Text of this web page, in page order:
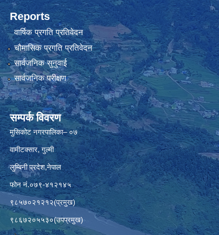
Reports
वार्षिक प्रगति प्रतिवेदन
चौमासिक प्रगति प्रतिवेदन
सार्वजनिक सुनुवाई
सार्वजनिक परीक्षण
सम्पर्क विवरण
मुसिकोट नगरपालिका– ०७
वामीटक्सार, गुल्मी
लुम्बिनी प्रदेश,नेपाल
फोन नं.०७९-४१२१४५
९८५७०२१२१२(प्रमुख)
९८६७२०५५३०(उपप्रमुख)